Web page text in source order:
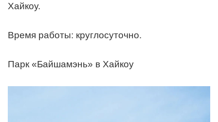
Хайкоу.
Время работы: круглосуточно.
Парк «Байшамэнь» в Хайкоу